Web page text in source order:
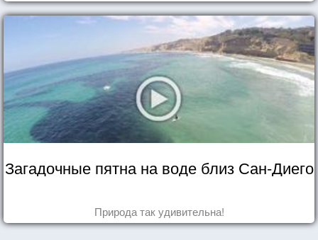
Загадочные пятна на воде близ Сан-Диего
Природа так удивительна!